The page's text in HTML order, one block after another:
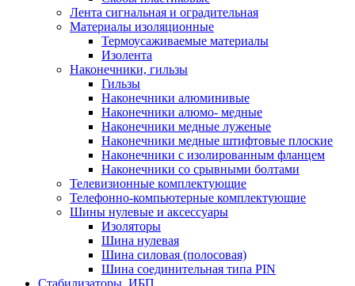
Лента сигнальная и оградительная
Материалы изоляционные
Термоусаживаемые матeриалы
Изолента
Наконечники, гильзы
Гильзы
Наконечники алюминивые
Наконечники алюмо- медные
Наконечники медные луженые
Наконечники медные штифтовые плоские
Наконечники с изолированным фланцем
Наконечники со срывными болтами
Телевизионные комплектующие
Телефонно-компьютерные комплектующие
Шины нулевые и аксессуары
Изоляторы
Шина нулевая
Шина силовая (полосовая)
Шина соединительная типа PIN
Стабилизаторы, ИБП